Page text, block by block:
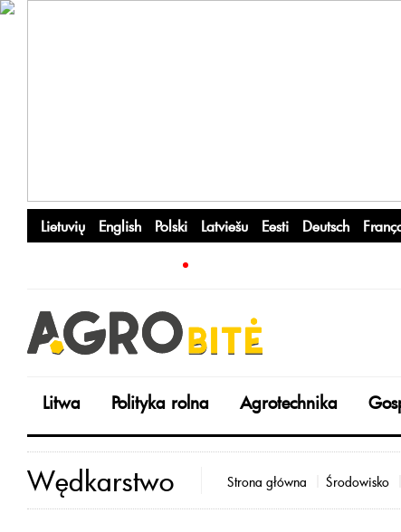
Lietuvių English Polski Latviešu Eesti Deutsch
Litwa Polityka rolna Agrotechnika
Wędkarstwo Strona główna Środowisko